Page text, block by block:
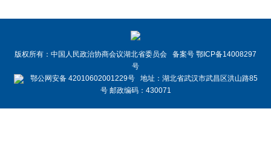
版权所有：中国人民政治协商会议湖北省委员会 备案号 鄂ICP备14008297
号
鄂公网安备 42010602001229号 地址：湖北省武汉市武昌区洪山路85
号 邮政编码：430071